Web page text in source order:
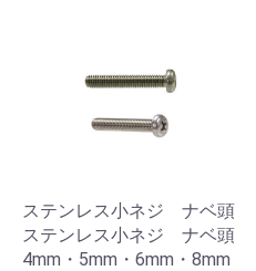
ステンレス小ネジ ナベ頭
ステンレス小ネジ ナベ頭
4mm・5mm・6mm・8mm